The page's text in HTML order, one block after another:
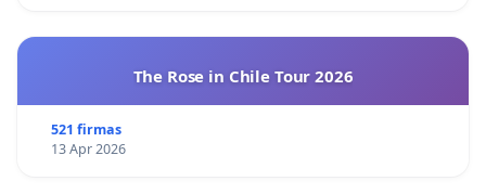
The Rose in Chile Tour 2026
521 firmas
13 Apr 2026